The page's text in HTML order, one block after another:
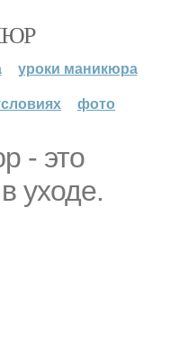
уроки маникюра
фото
- это
уходе.